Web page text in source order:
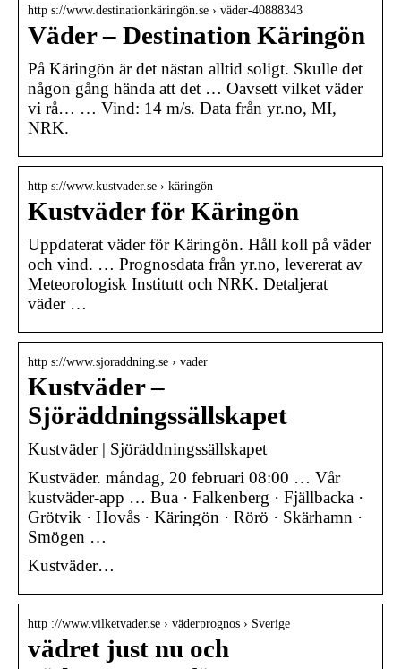
http s://www.destinationkäringön.se › väder-40888343
Väder – Destination Käringön
På Käringön är det nästan alltid soligt. Skulle det
någon gång hända att det … Oavsett vilket väder
vi rå… … Vind: 14 m/s. Data från yr.no, MI,
NRK.
http s://www.kustvader.se › käringön
Kustväder för Käringön
Uppdaterat väder för Käringön. Håll koll på väder
och vind. … Prognosdata från yr.no, levererat av
Meteorologisk Institutt och NRK. Detaljerat
väder …
http s://www.sjoraddning.se › vader
Kustväder –
Sjöräddningssällskapet
Kustväder | Sjöräddningssällskapet
Kustväder. måndag, 20 februari 08:00 … Vår
kustväder-app … Bua · Falkenberg · Fjällbacka ·
Grötvik · Hovås · Käringön · Rörö · Skärhamn ·
Smögen …
Kustväder…
http ://www.vilketvader.se › väderprognos › Sverige
vädret just nu och